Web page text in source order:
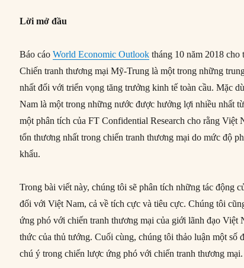
Lời mở đầu
Báo cáoWorld Economic Outlook tháng 10 năm 2018
Chiến tranh thương mại Mỹ-Trung là một trong những
nhất đối với triển vọng tăng trưởng kinh tế toàn cầu. Mặc
Nam là một trong những nước được hưởng lợi nhiều nhất
một phân tích của FT Confidential Research cho rằng Việt
tổn thương nhất trong chiến tranh thương mại do mức độ
khẩu.
Trong bài viết này, chúng tôi sẽ phân tích những tác động
đối với Việt Nam, cả về tích cực và tiêu cực. Chúng tôi
ứng phó với chiến tranh thương mại của giới lãnh đạo Việt
thức của thủ tướng. Cuối cùng, chúng tôi thảo luận một số
chú ý trong chiến lược ứng phó với chiến tranh thương